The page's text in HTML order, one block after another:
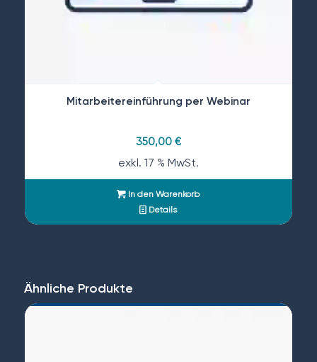
Mitarbeitereinführung per Webinar
350,00 €
exkl. 17 % MwSt.
In den Warenkorb
Details
Ähnliche Produkte